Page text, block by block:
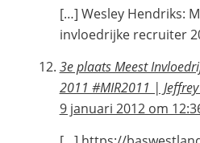
[…] Wesley Hendriks:
invloedrijke recruiter
3e plaats Meest
2011 #MIR2011 |
9 januari 2012 om